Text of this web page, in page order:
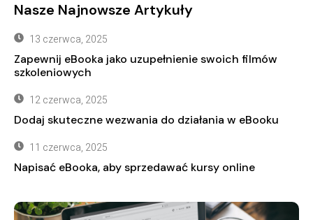
Nasze Najnowsze Artykuły
13 czerwca, 2025
Zapewnij eBooka jako uzupełnienie swoich filmów
szkoleniowych
12 czerwca, 2025
Dodaj skuteczne wezwania do działania w eBooku
11 czerwca, 2025
Napisać eBooka, aby sprzedawać kursy online